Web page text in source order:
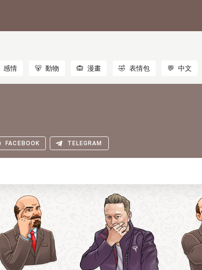
感情 🐻 動物 🙉 漫畫 🤣 表情包 💬 中文
FACEBOOK TELEGRAM